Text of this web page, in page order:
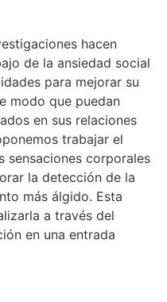
hacen
de la ansiedad social
para mejorar su
modo que puedan
en sus relaciones
trabajar el
sensaciones corporales
la detección de la
más álgido. Esta
a través del
en una entrada